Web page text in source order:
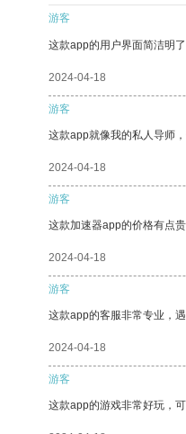
游客
这款app的用户界面简洁明
2024-04-18
游客
这款app就像我的私人导师
2024-04-18
游客
这款加速器app的价格有点
2024-04-18
游客
这款app的客服非常专业，
2024-04-18
游客
这款app的游戏非常好玩，可